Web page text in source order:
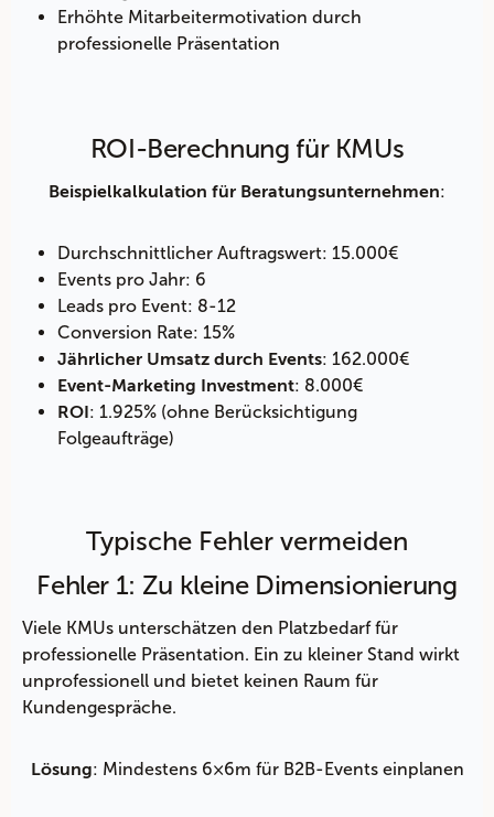
Erhöhte Mitarbeitermotivation durch
professionelle Präsentation
ROI-Berechnung für KMUs
Beispielkalkulation für Beratungsunternehmen:
Durchschnittlicher Auftragswert: 15.000€
Events pro Jahr: 6
Leads pro Event: 8-12
Conversion Rate: 15%
Jährlicher Umsatz durch Events: 162.000€
Event-Marketing Investment: 8.000€
ROI: 1.925% (ohne Berücksichtigung
Folgeaufträge)
Typische Fehler vermeiden
Fehler 1: Zu kleine Dimensionierung
Viele KMUs unterschätzen den Platzbedarf für
professionelle Präsentation. Ein zu kleiner Stand wirkt
unprofessionell und bietet keinen Raum für
Kundengespräche.
Lösung: Mindestens 6×6m für B2B-Events einplanen